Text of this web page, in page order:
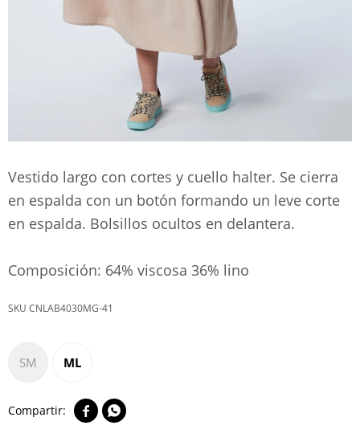
Vestido largo con cortes y cuello halter. Se cierra
en espalda con un botón formando un leve corte
en espalda. Bolsillos ocultos en delantera.
Composición: 64% viscosa 36% lino
CNLAB4030MG-41
SM ML
 